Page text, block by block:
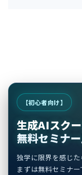
【初心者向け】
生成AIスク
無料セミナ
独学に限界を感じた
まずは無料セミナ